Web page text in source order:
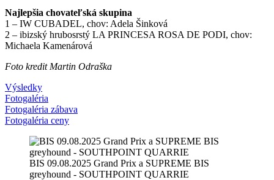
Najlepšia chovateľská skupina
1 – IW CUBADEL, chov: Adela Šinková
2 – ibizský hrubosrstý LA PRINCESA ROSA DE PODI, chov:
Michaela Kamenárová
Foto kredit Martin Odraška
Výsledky
Fotogaléria
Fotogaléria zábava
Fotogaléria ceny
BIS 09.08.2025 Grand Prix a SUPREME BIS
greyhound - SOUTHPOINT QUARRIE